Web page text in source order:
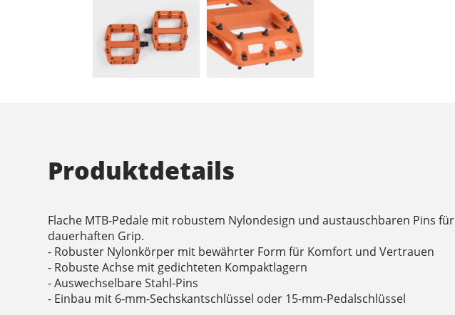
Produktdetails
Flache MTB-Pedale mit robustem Nylondesign und austauschbaren Pins für
dauerhaften Grip.
- Robuster Nylonkörper mit bewährter Form für Komfort und Vertrauen
- Robuste Achse mit gedichteten Kompaktlagern
- Auswechselbare Stahl-Pins
- Einbau mit 6-mm-Sechskantschlüssel oder 15-mm-Pedalschlüssel